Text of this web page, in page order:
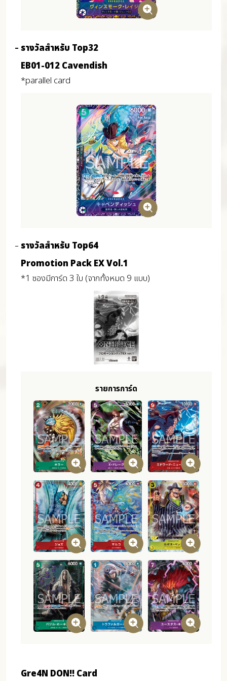
รางวัลสำหรับ Top32
EB01-012 Cavendish
*parallel card
รางวัลสำหรับ Top64
Promotion Pack EX Vol.1
*1 ซองมีการ์ด 3 ใบ (จากทั้งหมด 9 แบบ)
รายการการ์ด
Gre4N DON!! Card